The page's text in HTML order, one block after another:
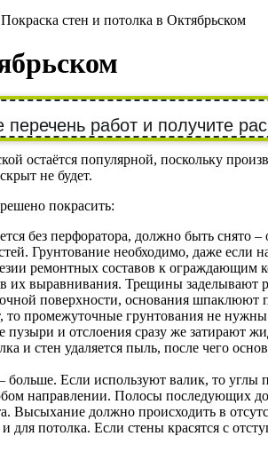
Покраска стен и потолка в Октябрьском
перечень работ и получите
остаётся популярной, поскольку
не будет.
покрасить:
без перфоратора, должно быть снято
Грунтование необходимо, даже если
ремонтных составов к ограждающим
их выравнивания. Трещины
поверхности, основания шпаклюют
промежуточные грунтования не
и отслоения сразу же затирают
и стен удаляется пыль, после чего
Если используют валик, то
направлении. Полосы последующих
должно происходить в
потолка. Если стены красятся с